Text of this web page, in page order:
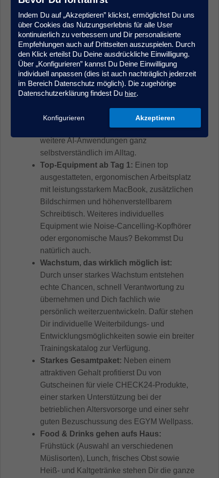
Geschwindigkeit und dem
Gestaltungsspielraum eines Startups. Wir
denken langfristig und geben Dir gleichzeitig
die Chance, Prozesse und Themen aktiv
mitzuprägen.
Modernes Arbeiten mit echtem
Zukunftsfokus – AI-first statt oldschool:
Technologien und nutzt Tools wie ChatGPT
Enterprise, Claude Code, Cursor.ai und
weitere AI-Anwendungen ganz
selbstverständlich im Alltag.
Top-Equipment ab Tag 1: Einen top
ausgestatteten, ergonomischen Arbeitsplatz
mit leistungsstarkem MacBook, zusätzlichen
Bildschirmen und höhenverstellbarem
Schreibtisch. Weiteres individuelles
Equipment wie Noise-Cancelling-Kopfhörer
oder ergonomische Maus? Bekommst Du
natürlich auch.
Wachstum, das wirklich möglich ist:
Durch unser starkes Wachstum entstehen
echte Chancen, schnell Verantwortung zu
übernehmen und Dich fachlich wie
persönlich weiterzuentwickeln. Dafür stehen
Dir individuelle Weiterbildungs- und
Entwicklungsmöglichkeiten sowie ein breiter
Trainingskatalog zur Verfügung.
Starkes Gesamtpaket: Neben einem
attraktiven Gehalt profitierst Du von
Gutscheinen für viele CHECK24-Produkte,
einer starken Unterstützung bei der
betrieblichen Altersvorsorge und einer sehr
guten Bezuschussung des EGYM Wellpass.
Food & Drinks gehen aufs Haus:
Frühstück (Auswahl an verschiedenen
Müslisorten), Lunch, frisches Obst sowie
Heiß- und Kaltgetränke stehen Dir die ganze
Indem Du auf „Akzeptieren” klickst, ermöglichst Du uns
über Cookies das Nutzungserlebnis für alle User
kontinuierlich zu verbessern und Dir personalisierte
Empfehlungen auch auf Drittseiten auszuspielen. Durch
den Klick erteilst Du Deine ausdrückliche Einwilligung.
Über „Konfigurieren” kannst Du Deine Einwilligung
individuell anpassen (dies ist auch nachträglich jederzeit
im Bereich Datenschutz möglich). Die zugehörige
Datenschutzerklärung findest Du hier.
Konfigurieren Akzeptieren